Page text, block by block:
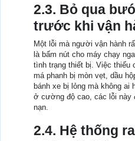
2.3. Bỏ qua
trước khi vận
Một lỗi mà người vận hành
là bấm nút cho máy chạy
tình trạng thiết bị. Việc thiếu
má phanh bị mòn vẹt, dầu
bánh xe bị lỏng mà không ai
ở cường độ cao, các lỗi này
nạn.
2.4. Hệ thống